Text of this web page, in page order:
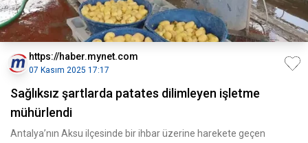
https://haber.mynet.com
07 Kasım 2025 17:17
Sağlıksız şartlarda patates dilimleyen işletme
mühürlendi
Antalya’nın Aksu ilçesinde bir ihbar üzerine harekete geçen